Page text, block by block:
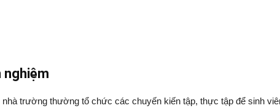
nghiệm
trường thường tổ chức các chuyến kiến tập, thực tập để sinh